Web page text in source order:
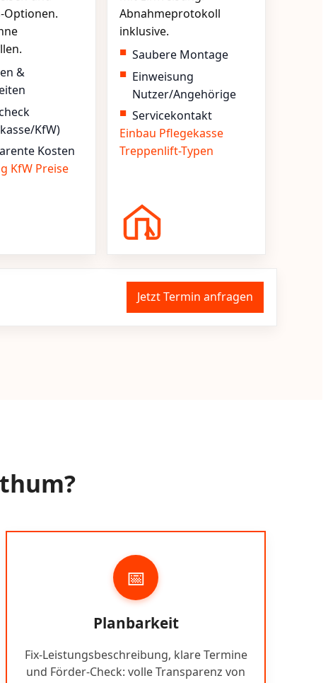
Optionen.
&
KfW)
Kosten
KfW Preise
Abnahmeprotokoll
inklusive.
Saubere Montage
Einweisung
Nutzer/Angehörige
Servicekontakt
Einbau Pflegekasse
Treppenlift-Typen
Jetzt Termin anfragen
📅
Planbarkeit
Fix-Leistungsbeschreibung, klare Termine
und Förder-Check: volle Transparenz von